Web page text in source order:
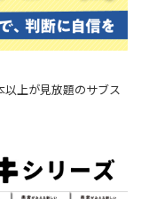
上が見放題のサブス